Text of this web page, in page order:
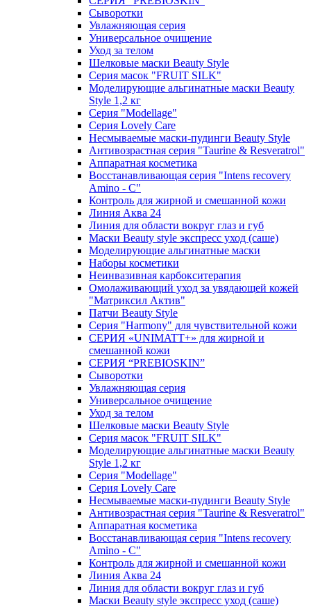
Сыворотки
Увлажняющая серия
Универсальное очищение
Уход за телом
Шелковые маски Beauty Style
Серия масок "FRUIT SILK"
Моделирующие альгинатные маски Beauty
Style 1,2 кг
Серия "Modellage"
Cерия Lovely Care
Несмываемые маски-пудинги Beauty Style
Антивозрастная серия "Taurine & Resveratrol"
Аппаратная косметика
Восстанавливающая серия "Intens recovery
Amino - C"
Контроль для жирной и смешанной кожи
Линия Аква 24
Линия для области вокруг глаз и губ
Маски Beauty style экспресс уход (саше)
Моделирующие альгинатные маски
Наборы косметики
Неинвазивная карбокситерапия
Омолаживающий уход за увядающей кожей
"Матриксил Актив"
Патчи Beauty Style
Серия "Harmony" для чувствительной кожи
СЕРИЯ «UNIMATT+» для жирной и
смешанной кожи
СЕРИЯ “PREBIOSKIN”
Сыворотки
Увлажняющая серия
Универсальное очищение
Уход за телом
Шелковые маски Beauty Style
Серия масок "FRUIT SILK"
Моделирующие альгинатные маски Beauty
Style 1,2 кг
Серия "Modellage"
Cерия Lovely Care
Несмываемые маски-пудинги Beauty Style
Антивозрастная серия "Taurine & Resveratrol"
Аппаратная косметика
Восстанавливающая серия "Intens recovery
Amino - C"
Контроль для жирной и смешанной кожи
Линия Аква 24
Линия для области вокруг глаз и губ
Маски Beauty style экспресс уход (саше)